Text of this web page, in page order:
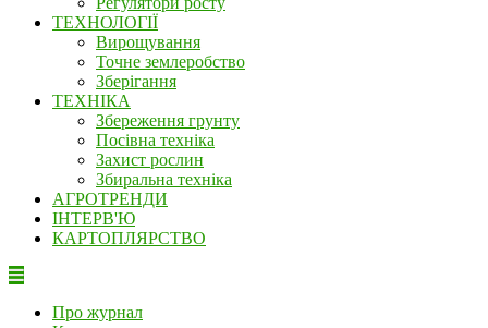
ТЕХНОЛОГІЇ
Вирощування
Точне землеробство
Зберігання
ТЕХНІКА
Збереження грунту
Посівна техніка
Захист рослин
Збиральна техніка
АГРОТРЕНДИ
ІНТЕРВ'Ю
КАРТОПЛЯРСТВО
Про журнал